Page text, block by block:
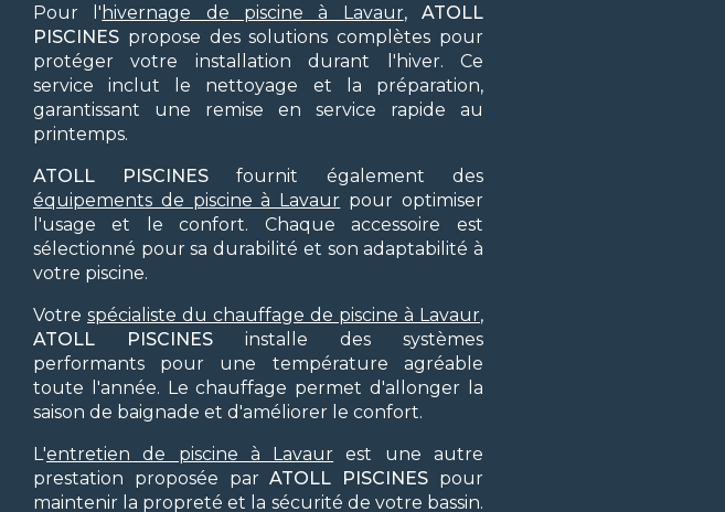
Pour l' hivernage de piscine à Lavaur,ATOLL
PISCINES propose des solutions complètes pour
protéger votre installation durant l'hiver. Ce
service inclut le nettoyage et la préparation,
garantissant une remise en service rapide au
printemps.
ATOLL PISCINES fournit également des
équipements de piscine à Lavaur pour optimiser
l'usage et le confort. Chaque accessoire est
sélectionné pour sa durabilité et son adaptabilité à
votre piscine.
Votre spécialiste du chauffage de piscine à Lavaur,
ATOLL PISCINES installe des systèmes
performants pour une température agréable
toute l'année. Le chauffage permet d'allonger la
saison de baignade et d'améliorer le confort.
L'entretien de piscine à Lavaur est une autre
prestation proposée parATOLL PISCINES pour
maintenir la propreté et la sécurité de votre bassin.